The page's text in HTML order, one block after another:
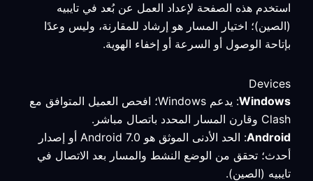
استخدم هذه الصفحة لإعداد العمل عن بُعد في تايبيه
(الصين)؛ اختيار المسار هو إرشاد للمقارنة، وليس وعدًا
بإتاحة الوصول أو السرعة أو إخفاء الهوية.
Devices
Windows
: يدعم Windows؛ افحص العميل المتوافق مع
Clash وقارن المسار المحدد باتصال مباشر.
Android
: الحد الأدنى الموثق هو Android 7.0 أو إصدار
أحدث؛ تحقق من الوضع النشط والمسار بعد الاتصال في
تايبيه (الصين).